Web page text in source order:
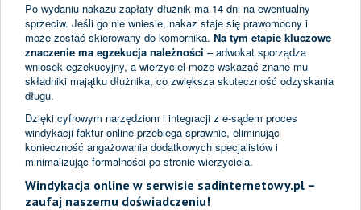
Po wydaniu nakazu zapłaty dłużnik ma 14 dni na ewentualny
sprzeciw. Jeśli go nie wniesie, nakaz staje się prawomocny i
może zostać skierowany do komornika. Na tym etapie kluczowe
znaczenie ma egzekucja należności – adwokat sporządza
wniosek egzekucyjny, a wierzyciel może wskazać znane mu
składniki majątku dłużnika, co zwiększa skuteczność odzyskania
długu.
Dzięki cyfrowym narzędziom i integracji z e-sądem proces
windykacji faktur online przebiega sprawnie, eliminując
konieczność angażowania dodatkowych specjalistów i
minimalizując formalności po stronie wierzyciela.
Windykacja online w serwisie sadinternetowy.pl –
zaufaj naszemu doświadczeniu!